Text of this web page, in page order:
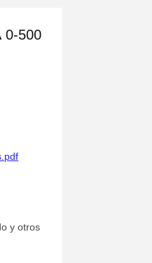
0-500
y otros